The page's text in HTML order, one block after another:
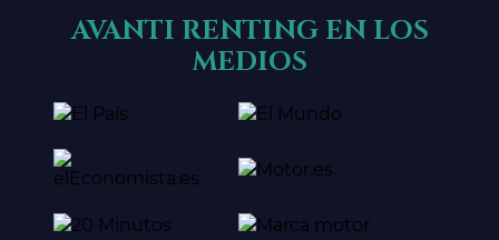
AVANTI RENTING EN LOS
MEDIOS